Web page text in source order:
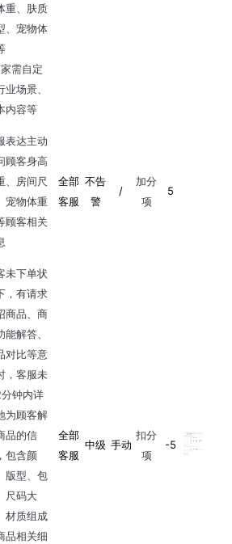
重、肤质
、宠物体
需自定
业场景、
内容等
表达主动
顾客身高
、房间尺
宠物体重
顾客相关
全部
客服
不告
警
/
加分
项
5
未下单状
，有请求
商品、商
能解答、
对比等意
，客服未
钟内详
为顾客解
品的信
包含颜
版型、包
尺码大
材质组成
品相关细
全部
客服
中级 手动
扣分
项
-5